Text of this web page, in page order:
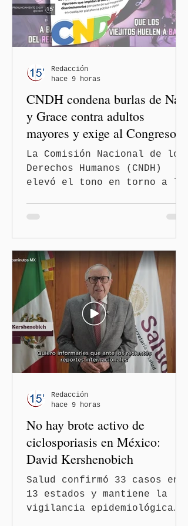
CNDH condena burlas de Nay
y Grace contra adultos
mayores y exige al Congreso
frenar discursos
discriminatorios
La Comisión Nacional de los
Derechos Humanos (CNDH)
elevó el tono en torno a la
Bojalil y Elvia Graciela
"Grace" Palomares Ramírez,
al considerar que los
comentarios que emitieron
en el podcast "DesCasadas"
contra las personas adultas
mayores no pueden
justificarse como una
simple opinión o una broma.
Redacción
hace 9 horas
No hay brote activo de
ciclosporiasis en México:
David Kershenobich
Salud confirmó 33 casos en
13 estados y mantiene la
vigilancia epidemiológica
Redacción
hace 9 horas